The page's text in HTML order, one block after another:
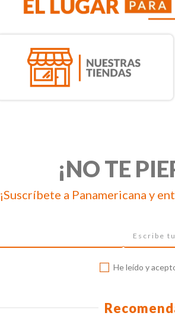
¡NO TE
¡Suscríbete a Panamericana y
He leído y